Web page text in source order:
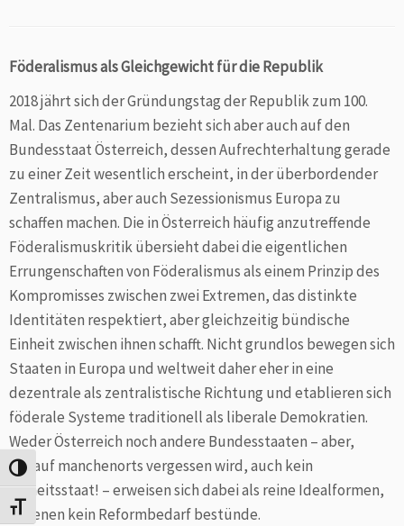
Umschalten auf hohe Kontraste
Schrift vergrößern
Föderalismus als Gleichgewicht für die Republik
2018 jährt sich der Gründungstag der Republik zum 100.
Mal. Das Zentenarium bezieht sich aber auch auf den
Bundesstaat Österreich, dessen Aufrechterhaltung gerade
zu einer Zeit wesentlich erscheint, in der überbordender
Zentralismus, aber auch Sezessionismus Europa zu
schaffen machen. Die in Österreich häufig anzutreffende
Föderalismuskritik übersieht dabei die eigentlichen
Errungenschaften von Föderalismus als einem Prinzip des
Kompromisses zwischen zwei Extremen, das distinkte
Identitäten respektiert, aber gleichzeitig bündische
Einheit zwischen ihnen schafft. Nicht grundlos bewegen sich
Staaten in Europa und weltweit daher eher in eine
dezentrale als zentralistische Richtung und etablieren sich
föderale Systeme traditionell als liberale Demokratien.
Weder Österreich noch andere Bundesstaaten – aber,
worauf manchenorts vergessen wird, auch kein
Einheitsstaat! – erweisen sich dabei als reine Idealformen,
in denen kein Reformbedarf bestünde.